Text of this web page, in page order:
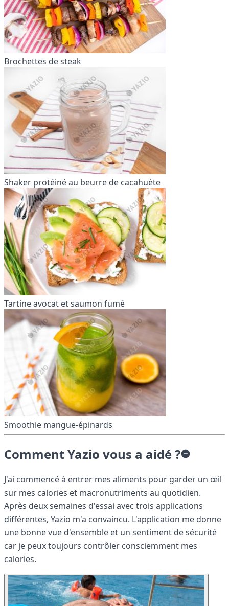
Brochettes de steak
Shaker protéiné au beurre de cacahuète
Tartine avocat et saumon fumé
Smoothie mangue-épinards
Comment Yazio vous a aidé ?
J'ai commencé à entrer mes aliments pour garder un œil
sur mes calories et macronutriments au quotidien.
Après deux semaines d'essai avec trois applications
différentes, Yazio m'a convaincu. L'application me donne
une bonne vue d'ensemble et un sentiment de sécurité
car je peux toujours contrôler consciemment mes
calories.